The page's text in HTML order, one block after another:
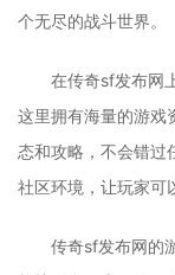
个无尽的战斗世界。
在传奇sf发布网
这里拥有海量的游戏
态和攻略，不会错过
社区环境，让玩家可
传奇sf发布网的